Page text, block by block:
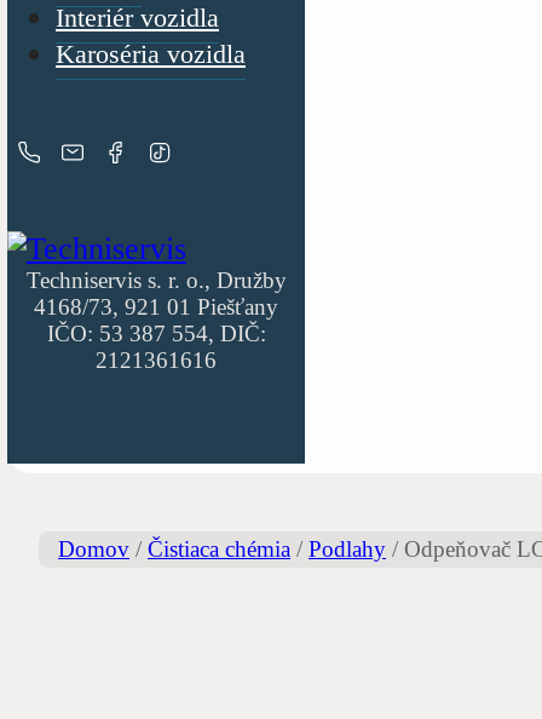
Interiér vozidla
Karoséria vozidla
Techniservis s. r. o., Družby
4168/73, 921 01 Piešťany
IČO: 53 387 554, DIČ:
2121361616
Domov / Čistiaca chémia / Podlahy / Odpeňovač